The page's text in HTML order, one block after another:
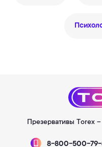
Презервативы Torex
8-800-500-79-